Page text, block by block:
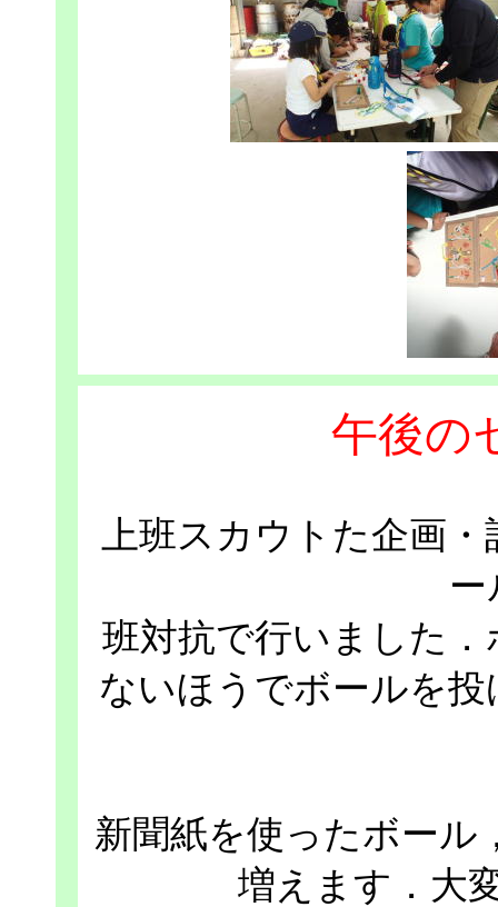
午後の
上班スカウトた企画
班対抗で行いました
ないほうでボールを
新聞紙を使ったボール
増えます．大